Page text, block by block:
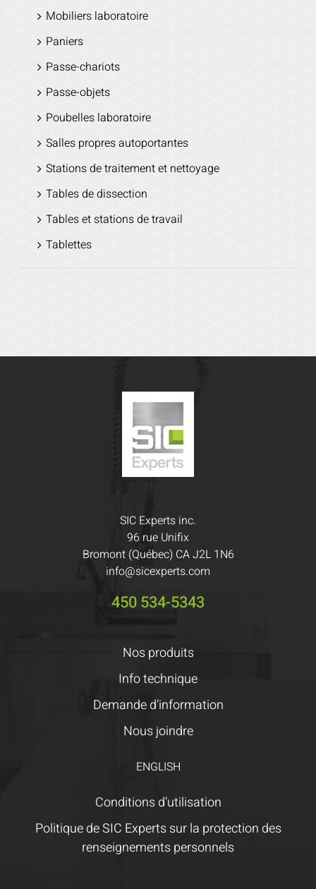
Mobiliers laboratoire
Paniers
Passe-chariots
Passe-objets
Poubelles laboratoire
Salles propres autoportantes
Stations de traitement et nettoyage
Tables de dissection
Tables et stations de travail
Tablettes
SIC Experts inc.
96 rue Unifix
Bromont (Québec) CA J2L 1N6
info@sicexperts.com
450 534-5343
Nos produits
Info technique
Demande d’information
Nous joindre
ENGLISH
Conditions d’utilisation
Politique de SIC Experts sur la protection des
renseignements personnels